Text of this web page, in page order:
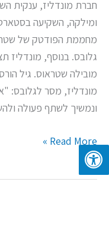
חברת מונדליז, ענקית
מחממת הפודטק של
מובילה שטראוס. גיל
מונדליז, מסר לגלובס:
ונמשיך לשתף פעולה
Read More »